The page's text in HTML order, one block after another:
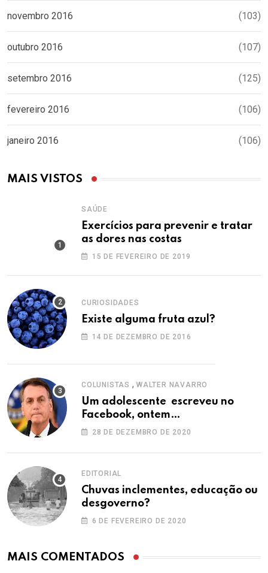
novembro 2016 (103)
outubro 2016 (107)
setembro 2016 (125)
fevereiro 2016 (106)
janeiro 2016 (106)
MAIS VISTOS
SAÚDE
Exercícios para prevenir e tratar
as dores nas costas
15 DE FEVEREIRO DE 2019
CURIOSIDADES
Existe alguma fruta azul?
14 DE DEZEMBRO DE 2016
COLUNISTAS , WALTER NAVARRO
Um adolescente escreveu no
Facebook, ontem…
28 DE DEZEMBRO DE 2020
EDITORIAL
Chuvas inclementes, educação ou
desgoverno?
6 DE FEVEREIRO DE 2020
MAIS COMENTADOS